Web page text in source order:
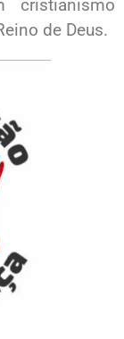
de Deus.